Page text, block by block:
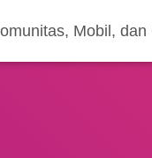
Mobil, dan